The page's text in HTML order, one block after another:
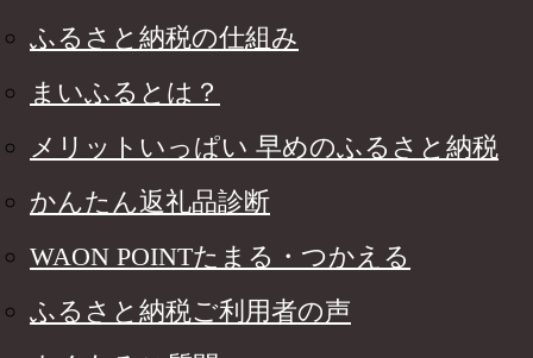
ふるさと納税の仕組み
まいふるとは？
メリットいっぱい 早めのふるさと納税
かんたん返礼品診断
WAON POINTたまる・つかえる
ふるさと納税ご利用者の声